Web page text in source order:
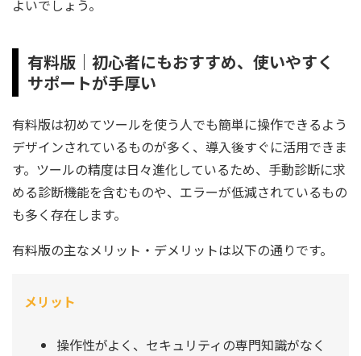
よいでしょう。
有料版｜初心者にもおすすめ、使いやすく
サポートが手厚い
有料版は初めてツールを使う人でも簡単に操作できるよう
デザインされているものが多く、導入後すぐに活用できま
す。ツールの精度は日々進化しているため、手動診断に求
める診断機能を含むものや、エラーが低減されているもの
も多く存在します。
有料版の主なメリット・デメリットは以下の通りです。
メリット
操作性がよく、セキュリティの専門知識がなく